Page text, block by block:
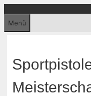
springen
Menü